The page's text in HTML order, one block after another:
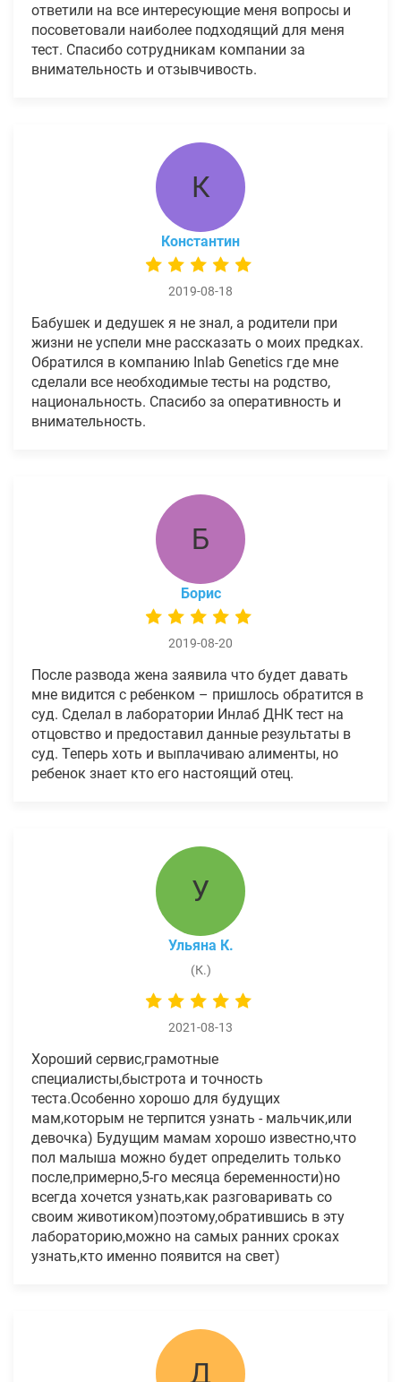
ответили на все интересующие меня вопросы и
посоветовали наиболее подходящий для меня
тест. Спасибо сотрудникам компании за
внимательность и отзывчивость.
К
Константин
2019-08-18
Бабушек и дедушек я не знал, а родители при
жизни не успели мне рассказать о моих предках.
Обратился в компанию Inlab Genetics где мне
сделали все необходимые тесты на родство,
национальность. Спасибо за оперативность и
внимательность.
Б
Борис
2019-08-20
После развода жена заявила что будет давать
мне видится с ребенком – пришлось обратится в
суд. Сделал в лаборатории Инлаб ДНК тест на
отцовство и предоставил данные результаты в
суд. Теперь хоть и выплачиваю алименты, но
ребенок знает кто его настоящий отец.
У
Ульяна К.
(К.)
2021-08-13
Хороший сервис,грамотные
специалисты,быстрота и точность
теста.Особенно хорошо для будущих
мам,которым не терпится узнать - мальчик,или
девочка) Будущим мамам хорошо известно,что
пол малыша можно будет определить только
после,примерно,5-го месяца беременности)но
всегда хочется узнать,как разговаривать со
своим животиком)поэтому,обратившись в эту
лабораторию,можно на самых ранних сроках
узнать,кто именно появится на свет)
Д